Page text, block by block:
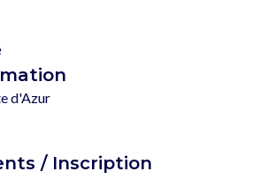
d'Azur
/ Inscription